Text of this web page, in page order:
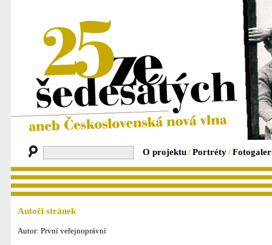
O projektu/ Portréty/
Autoři stránek
Autor: První veřejnoprávní